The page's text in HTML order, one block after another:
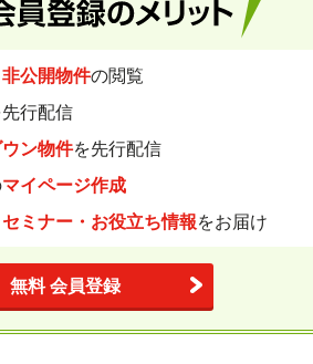
非公開物件の閲覧
先行配信
ン物件を先行配信
マイページ作成
ミナー・ お役立ち情報をお届け
無料 会員登録